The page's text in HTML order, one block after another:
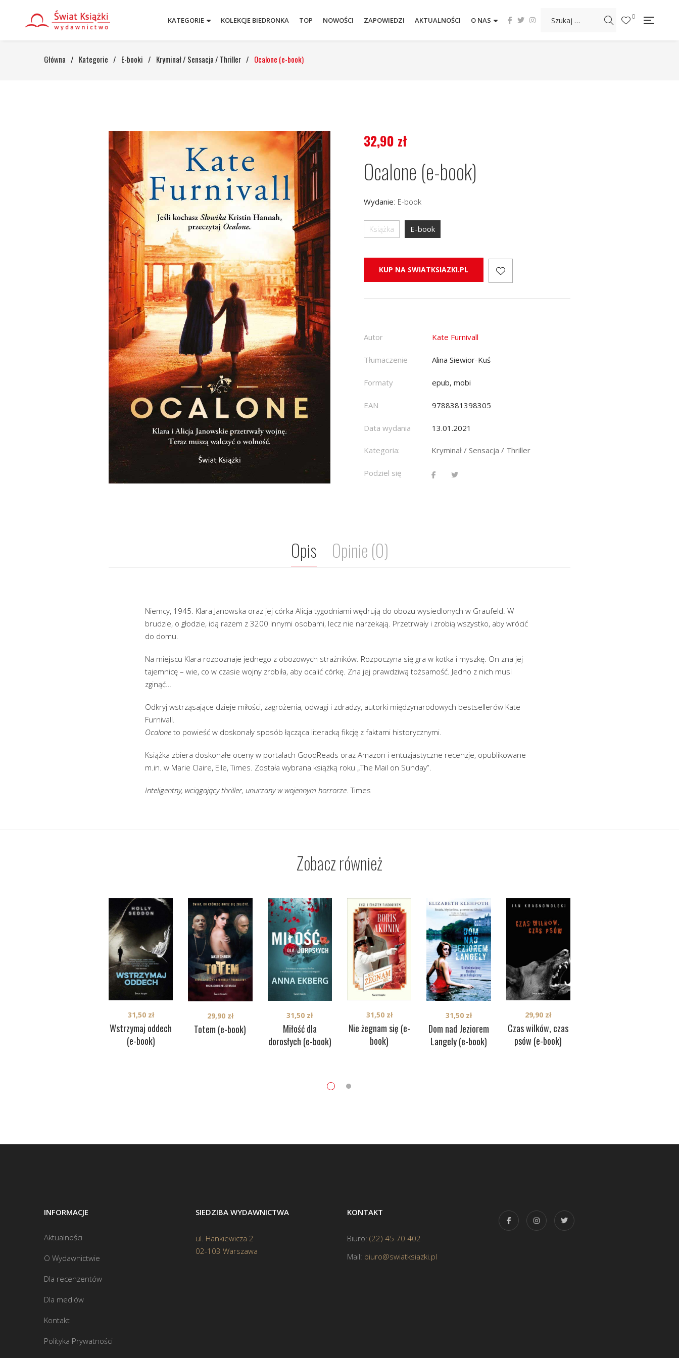
KATEGORIE KOLEKCJE BIEDRONKA TOP NOWOŚCI ZAPOWIEDZI AKTUALNOŚCI O NAS 0
Główna / Kategorie / E-booki / Kryminał / Sensacja / Thriller / Ocalone (e-book)
32,90 zł
Ocalone (e-book)
Wydanie: E-book
Książka E-book
KUP NA SWIATKSIAZKI.PL
Autor Kate Furnivall
Tłumaczenie Alina Siewior-Kuś
Formaty epub, mobi
EAN 9788381398305
Data wydania 13.01.2021
Kategoria: Kryminał / Sensacja / Thriller
Podziel się
Opis Opinie (0)
Niemcy, 1945. Klara Janowska oraz jej córka Alicja tygodniami wędrują do obozu wysiedlonych w Graufeld. W
brudzie, o głodzie, idą razem z 3200 innymi osobami, lecz nie narzekają. Przetrwały i zrobią wszystko, aby wrócić
do domu.
Na miejscu Klara rozpoznaje jednego z obozowych strażników. Rozpoczyna się gra w kotka i myszkę. On zna jej
tajemnicę – wie, co w czasie wojny zrobiła, aby ocalić córkę. Zna jej prawdziwą tożsamość. Jedno z nich musi
zginąć…
Odkryj wstrząsające dzieje miłości, zagrożenia, odwagi i zdradzy, autorki międzynarodowych bestsellerów Kate
Furnivall.
Ocalone to powieść w doskonały sposób łącząca literacką fikcję z faktami historycznymi.
Książka zbiera doskonałe oceny w portalach GoodReads oraz Amazon i entuzjastyczne recenzje, opublikowane
m.in. w Marie Claire, Elle, Times. Została wybrana książką roku „The Mail on Sunday”.
Inteligentny, wciągający thriller, unurzany w wojennym horrorze. Times
Zobacz również
Wstrzymaj oddech
(e-book)
31,50 zł
Totem (e-book)
29,90 zł
Miłość dla
dorosłych (e-book)
31,50 zł
Nie żegnam się (e-
book)
31,50 zł
Dom nad Jeziorem
Langely (e-book)
31,50 zł
Czas wilków, czas
psów (e-book)
29,90 zł
INFORMACJE
Aktualności
O Wydawnictwie
Dla recenzentów
Dla mediów
Kontakt
Polityka Prywatności
SIEDZIBA WYDAWNICTWA
ul. Hankiewicza 2
02-103 Warszawa
KONTAKT
Biuro: (22) 45 70 402
Mail: biuro@swiatksiazki.pl